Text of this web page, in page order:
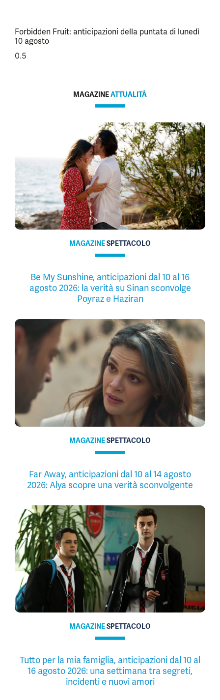
Forbidden Fruit: anticipazioni della puntata di lunedì
10 agosto
MAGAZINEATTUALITÀ
MAGAZINESPETTACOLO
Be My Sunshine, anticipazioni dal 10 al 16
agosto 2026: la verità su Sinan sconvolge
Poyraz e Haziran
MAGAZINESPETTACOLO
Far Away, anticipazioni dal 10 al 14 agosto
2026: Alya scopre una verità sconvolgente
MAGAZINESPETTACOLO
Tutto per la mia famiglia, anticipazioni dal 10 al
16 agosto 2026: una settimana tra segreti,
incidenti e nuovi amori